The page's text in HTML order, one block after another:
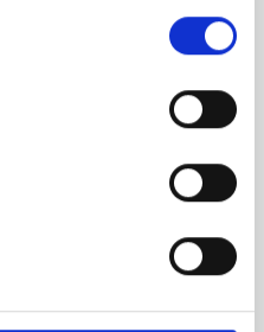
e cosa vedere nelle Terre
delle Imprese